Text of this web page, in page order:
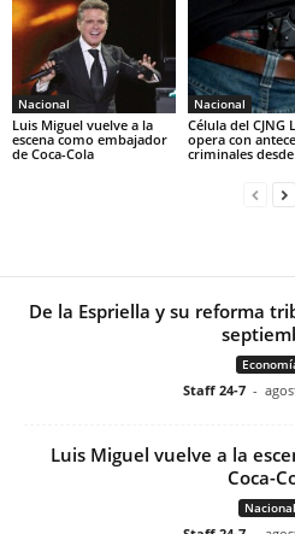
Nacional
Luis Miguel vuelve a la
escena como embajador
de Coca-Cola
Nacional
Célula del CJNG
opera con
criminales desde
De la Espriella y su reforma
Staff 24-7 -
Luis Miguel vuelve a la
Coca-
Nacional